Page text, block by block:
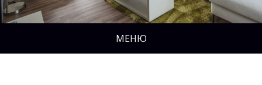
МЕНЮ